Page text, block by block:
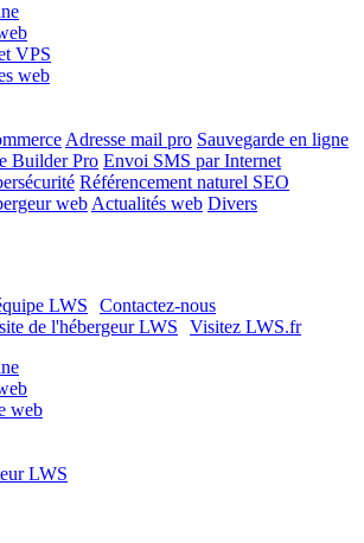
VPS
web
Adresse mail pro Sauvegarde en ligne
Builder Pro Envoi SMS par Internet
Référencement naturel SEO
web Actualités web Divers
Contactez-nous
Visitez LWS.fr
web
LWS